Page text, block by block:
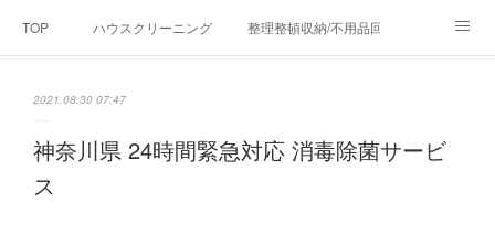
TOP ハウスクリーニング 整理整頓収納/不用品回収
環境衛生/消毒・除菌サービス
2021.08.30 07:47
神奈川県 24時間緊急対応 消毒除菌サービ
ス